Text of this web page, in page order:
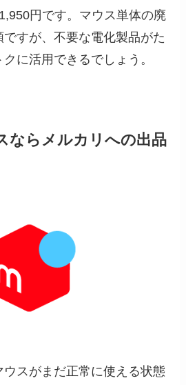
円です。マウス単体の廃
すが、不要な電化製品がた
に活用できるでしょう。
ならメルカリへの出品
ウスがまだ正常に使える状態